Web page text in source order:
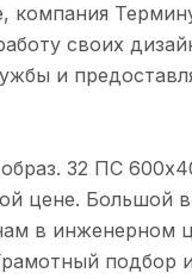
компания
своих
и
32 ПС
цене. Большой
в инженерном
подбор